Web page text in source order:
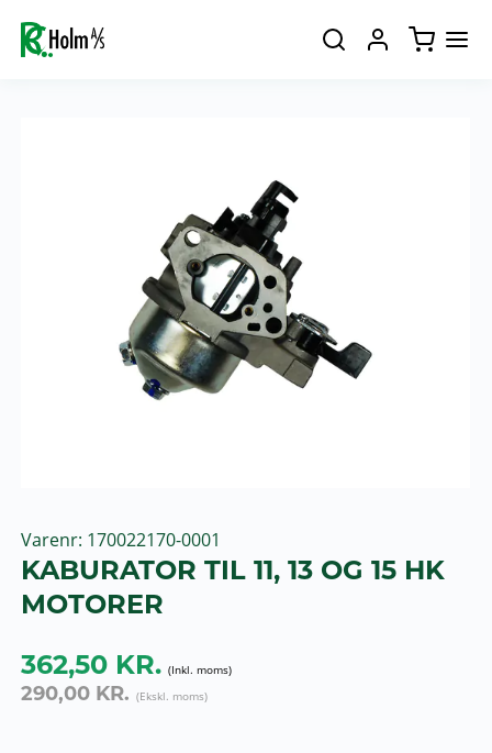
Varenr 170022170-0001
KABURATOR TIL 11, 13 OG 15 HK
MOTORER
362,50 KR.
290,00 KR.